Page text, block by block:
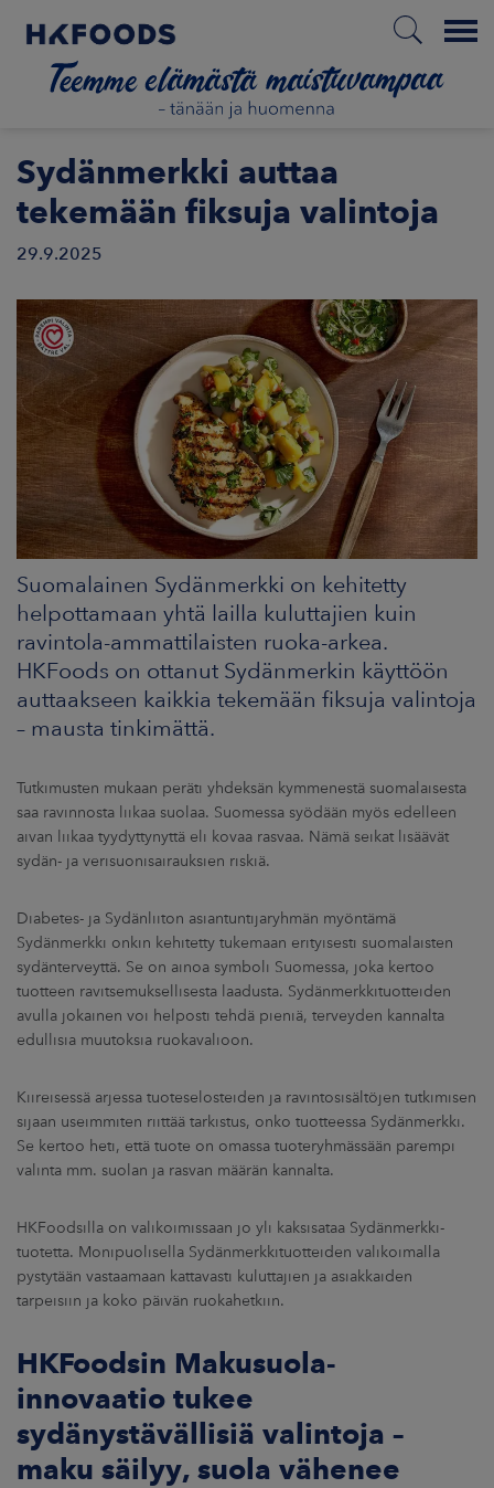
Menu
ETUSIVU
MEISTÄ
UUTISHUONE
Sydänmerkki auttaa
tekemään fiksuja valintoja
29.9.2025
Suomalainen Sydänmerkki on kehitetty
helpottamaan yhtä lailla kuluttajien kuin
ravintola-ammattilaisten ruoka-arkea.
HKFoods on ottanut Sydänmerkin käyttöön
auttaakseen kaikkia tekemään fiksuja valintoja
– mausta tinkimättä.
Tutkimusten mukaan peräti yhdeksän kymmenestä suomalaisesta
saa ravinnosta liikaa suolaa. Suomessa syödään myös edelleen
aivan liikaa tyydyttynyttä eli kovaa rasvaa. Nämä seikat lisäävät
sydän- ja verisuonisairauksien riskiä.
Diabetes- ja Sydänliiton asiantuntijaryhmän myöntämä
Sydänmerkki onkin kehitetty tukemaan erityisesti suomalaisten
sydänterveyttä. Se on ainoa symboli Suomessa, joka kertoo
tuotteen ravitsemuksellisesta laadusta. Sydänmerkkituotteiden
avulla jokainen voi helposti tehdä pieniä, terveyden kannalta
edullisia muutoksia ruokavalioon.
Kiireisessä arjessa tuoteselosteiden ja ravintosisältöjen tutkimisen
sijaan useimmiten riittää tarkistus, onko tuotteessa Sydänmerkki.
Se kertoo heti, että tuote on omassa tuoteryhmässään parempi
valinta mm. suolan ja rasvan määrän kannalta.
HKFoodsilla on valikoimissaan jo yli kaksisataa Sydänmerkki-
tuotetta. Monipuolisella Sydänmerkkituotteiden valikoimalla
pystytään vastaamaan kattavasti kuluttajien ja asiakkaiden
tarpeisiin ja koko päivän ruokahetkiin.
HKFoodsin Makusuola-
innovaatio tukee
sydänystävällisiä valintoja –
maku säilyy, suola vähenee